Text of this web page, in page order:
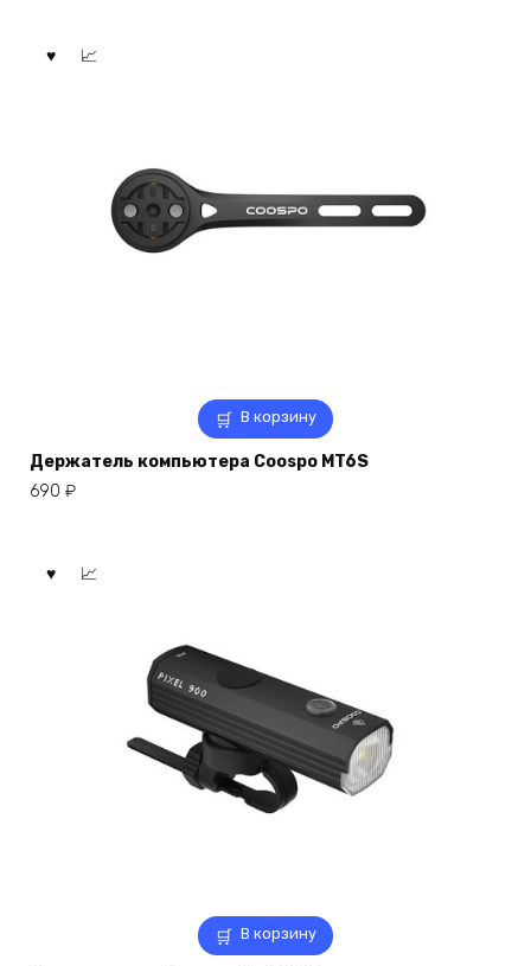
В корзину
Держатель компьютера Coospo MT6S
690 ₽
В корзину